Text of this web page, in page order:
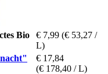
Bio
€ 7,99 (€ 53,27 /
L)
€ 17,84
(€ 178,40 / L)